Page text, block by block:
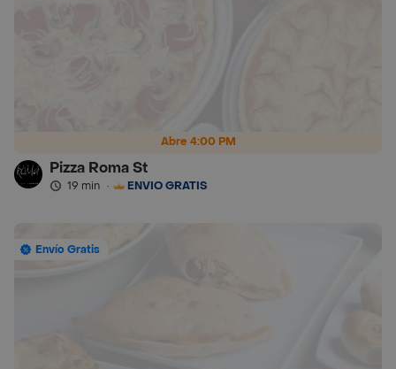
Abre 4:00 PM
Pizza Roma St
19 min · ENVÍO GRATIS
Envío Gratis